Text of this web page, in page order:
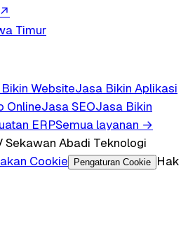
↗
Timur
WebsiteJasa Bikin Aplikasi
OnlineJasa SEOJasa Bikin
ERPSemua layanan →
Sekawan Abadi Teknologi
Cookie Pengaturan Cookie
Hak